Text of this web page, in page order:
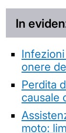
In
onere
Perdita
causale
moto: